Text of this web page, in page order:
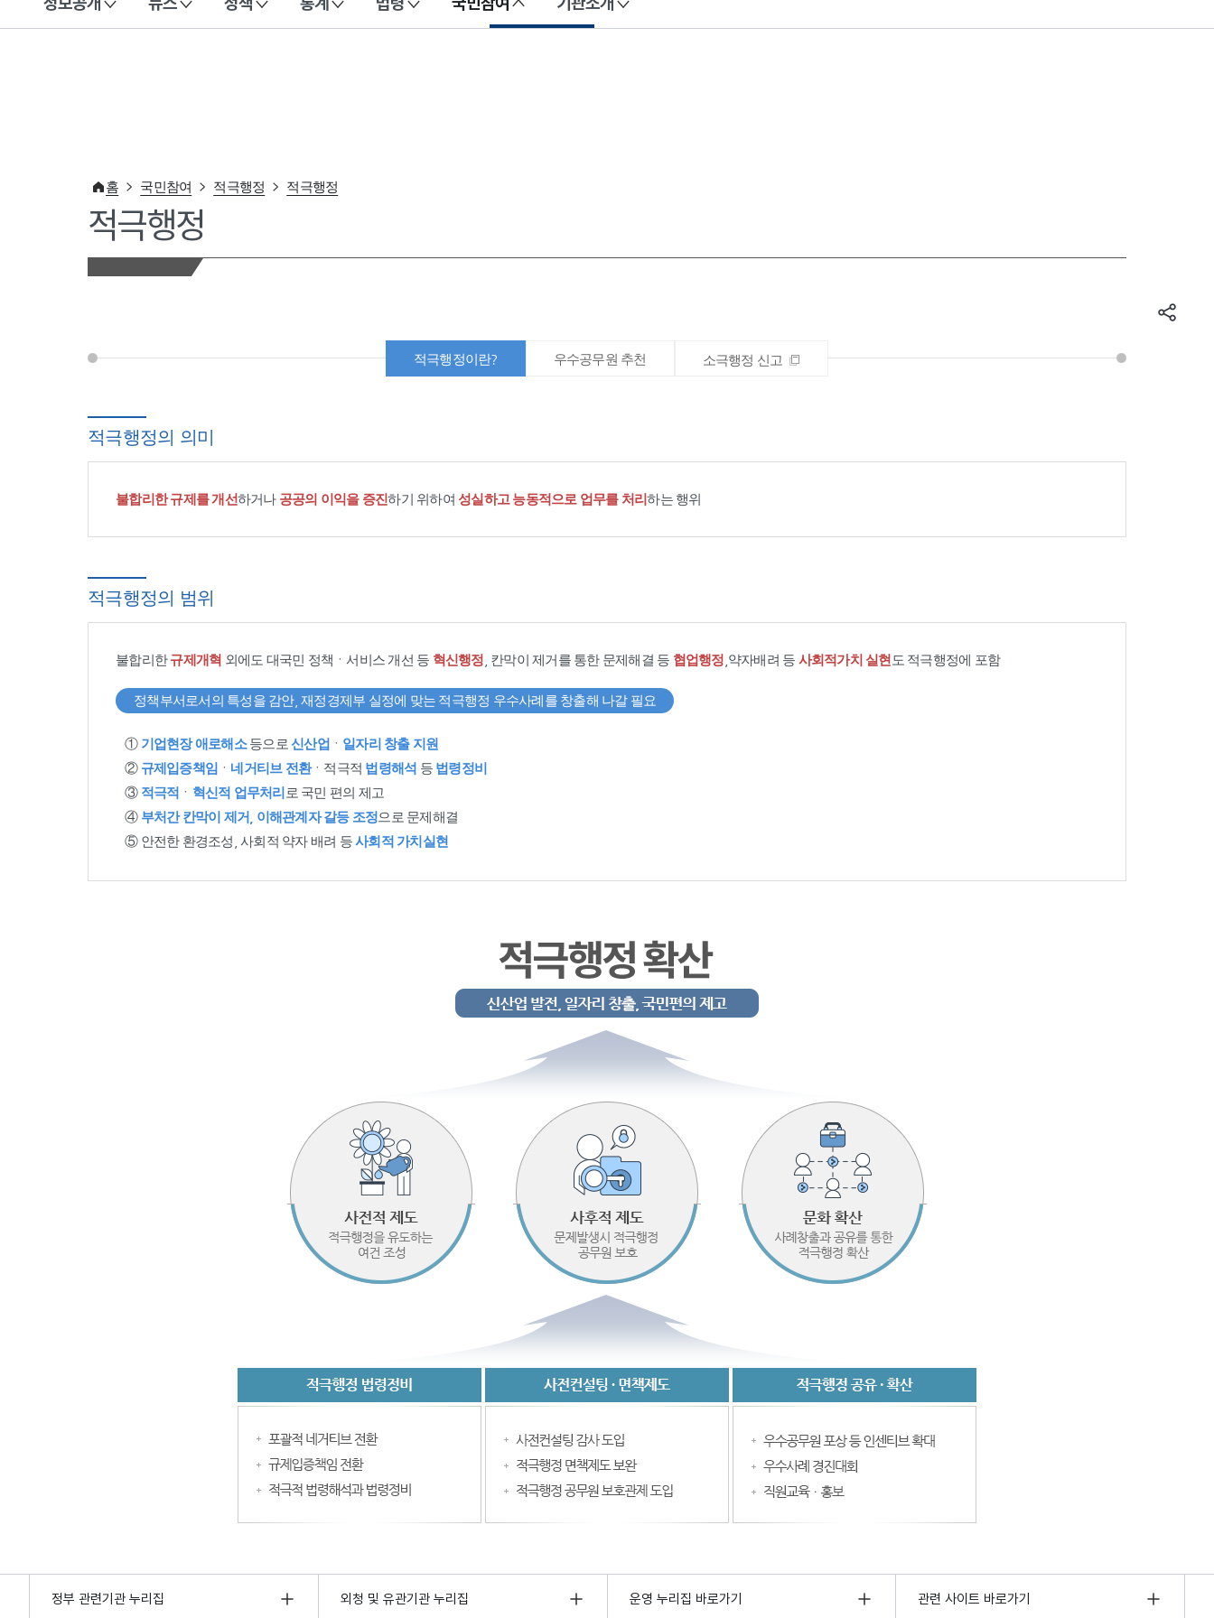
이 누리집은 대한민국 공식 전자정부 누리집입니다.
홈 국민참여 적극행정 적극행정
적극행정
적극행정이란? 우수공무원 추천 소극행정 신고
적극행정의 의미
불합리한 규제를 개선하거나 공공의 이익을 증진하기 위하여 성실하고 능동적으로 업무를 처리하는 행위
적극행정의 범위
불합리한규제개혁 외에도 대국민 정책ㆍ서비스 개선 등 혁신행정 , 칸막이 제거를 통한 문제해결 등 협업행정 ,약자배려 등 사회적가치 실현 도 적극행정에 포함
정책부서로서의 특성을 감안, 재정경제부 실정에 맞는 적극행정 우수사례를 창출해 나갈 필요
① 기업현장 애로해소등으로 신산업 ㆍ 일자리 창출 지원
② 규제입증책임 ㆍ 네거티브 전환ㆍ적극적 법령해석 등 법령정비
③ 적극적 ㆍ 혁신적 업무처리 로 국민 편의 제고
④ 부처간 칸막이 제거, 이해관계자 갈등 조정으로 문제해결
⑤ 안전한 환경조성, 사회적 약자 배려 등사회적 가치실현
정부 관련기관 누리집 외청 및 유관기관 누리집 운영 누리집 바로가기 관련 사이트 바로가기